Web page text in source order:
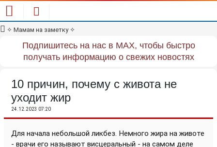
✧ Мамам на заметку✧
Подпишитесь на нас в MAX, чтобы быстро
получать информацию о свежих новостях
10 причин, почему c живота не
уходит жир
24.12.2023 07:20
Для начала небольшой ликбез. Немного жира на животе
- врачи его называют висцеральный - на самом деле